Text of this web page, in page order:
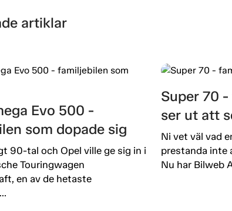
artiklar
Evo 500 -
som dopade sig
90-tal och Opel ville ge sig in i
Touringwagen
en av de hetaste
Super 70
ser ut att
Ni vet väl vad
prestanda inte
Nu har Bilweb